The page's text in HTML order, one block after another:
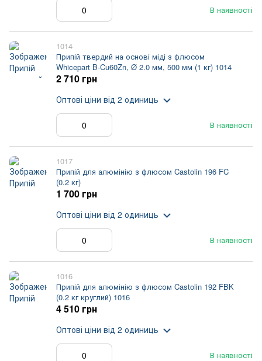
В наявності
1014
Припій твердий на основі міді з флюсом
Whicepart B-Cu60Zn, Ø 2.0 мм, 500 мм (1 кг) 1014
В наявності
2 710 грн
Оптові ціни від 2 одиниць
1017
Припій для алюмінію з флюсом Castolin 196 FC
(0.2 кг)
В наявності
1 700 грн
Оптові ціни від 2 одиниць
1016
Припій для алюмінію з флюсом Castolin 192 FBK
(0.2 кг круглий) 1016
В наявності
4 510 грн
Оптові ціни від 2 одиниць